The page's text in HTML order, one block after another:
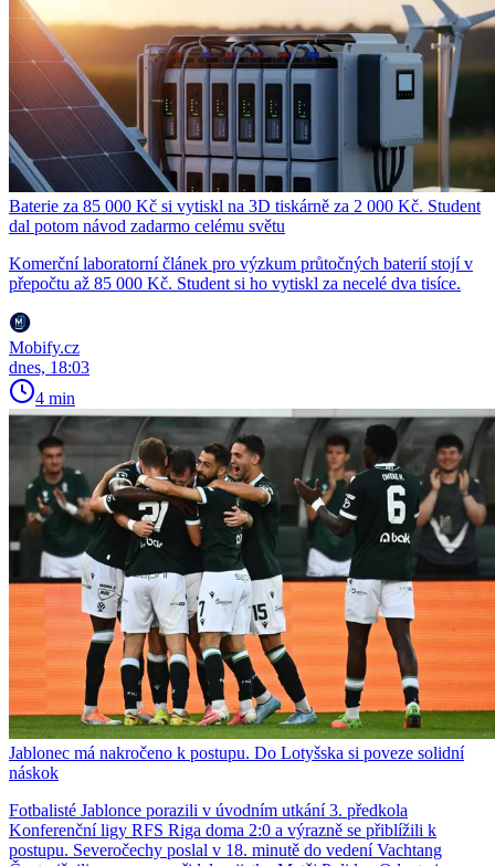
Baterie za 85 000 Kč si vytiskl na 3D tiskárně za 2 000 Kč. Student
dal potom návod zadarmo celému světu
Komerční laboratorní článek pro výzkum průtočných baterií stojí v
přepočtu až 85 000 Kč. Student si ho vytiskl za necelé dva tisíce.
Mobify.cz
dnes, 18:03
4 min
Jablonec má nakročeno k postupu. Do Lotyšska si poveze solidní
náskok
Fotbalisté Jablonce porazili v úvodním utkání 3. předkola
Konferenční ligy RFS Riga doma 2:0 a výrazně se přiblížili k
postupu. Severočechy poslal v 18. minutě do vedení Vachtang